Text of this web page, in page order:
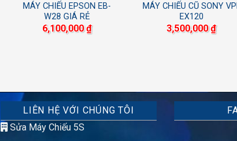
MÁY CHIẾU EPSON EB-
W28 GIÁ RẺ
6,100,000₫
MÁY CHIẾU CŨ SONY
EX120
3,500,000₫
LIÊN HỆ VỚI CHÚNG TÔI
Sửa Máy Chiếu 5S